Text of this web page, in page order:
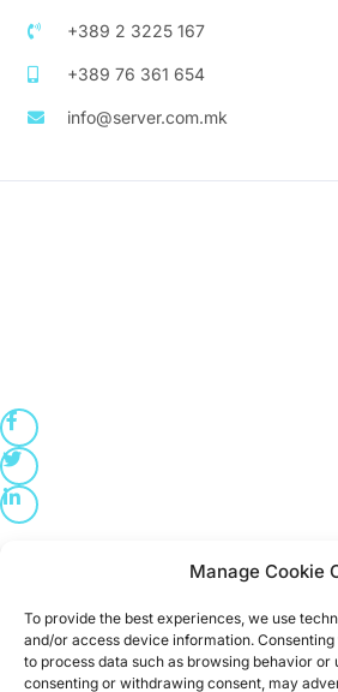
Manage Cookie
To provide the best experiences, we use
and/or access device information.
to process data such as browsing behavior or
consenting or withdrawing consent, may
+389 2 3225 167
+389 76 361 654
info@server.com.mk